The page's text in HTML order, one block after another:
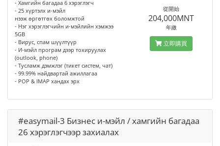
- Хамгийн багадаа 6 хэрэглэгч
- 25 хүртэлх и-мэйл
нээж өргөтгөх боломжтой
- Нэг хэрэглэгчийн и-мэйлийн хэмжээ
5GB
- Вирус, спам шүүлтүүр
- И-мэйл програм дээр тохируулах
(outlook, phone)
- Тусламж дэмжлэг (тикет систем, чат)
- 99.99% найдвартай ажиллагаа
- POP & IMAP хандах эрх
從開始
204,000MNT
年繳
立即購買
#easymail-3 Бизнес и-мэйл / хамгийн багадаа
26 хэрэглэгчээр захиалах